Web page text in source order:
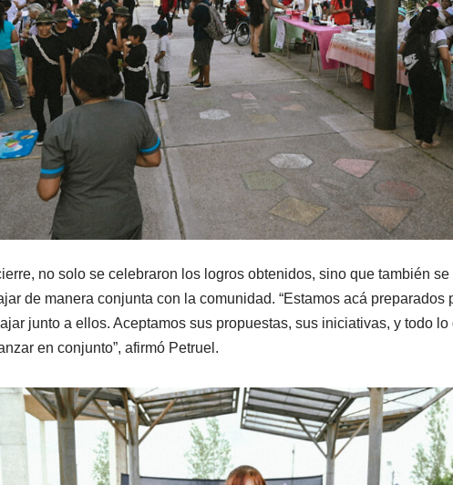
no solo se celebraron los logros obtenidos, sino que también se
de manera conjunta con la comunidad. “Estamos acá preparados
junto a ellos. Aceptamos sus propuestas, sus iniciativas, y todo
en conjunto”, afirmó Petruel.